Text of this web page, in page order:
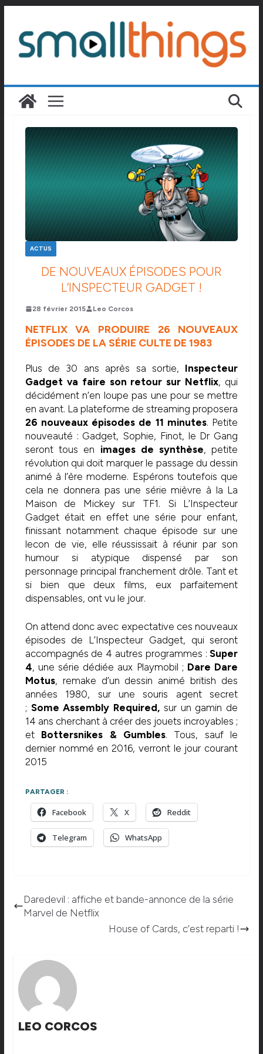
contenu
ACTUS
DE NOUVEAUX ÉPISODES POUR
L’INSPECTEUR GADGET !
28 février 2015 Leo Corcos
NETFLIX VA PRODUIRE 26 NOUVEAUX
ÉPISODES DE LA SÉRIE CULTE DE 1983
Plus de 30 ans après sa sortie, Inspecteur
Gadget va faire son retour sur Netflix, qui
décidément n’en loupe pas une pour se mettre
en avant. La plateforme de streaming proposera
26 nouveaux épisodes de 11 minutes. Petite
nouveauté : Gadget, Sophie, Finot, le Dr Gang
seront tous en images de synthèse, petite
révolution qui doit marquer le passage du dessin
animé à l’ère moderne. Espérons toutefois que
cela ne donnera pas une série mièvre à la La
Maison de Mickey sur TF1. Si L’Inspecteur
Gadget était en effet une série pour enfant,
finissant notamment chaque épisode sur une
lecon de vie, elle réussissait à réunir par son
humour si atypique dispensé par son
personnage principal franchement drôle. Tant et
si bien que deux films, eux parfaitement
dispensables, ont vu le jour.
On attend donc avec expectative ces nouveaux
épisodes de L’Inspecteur Gadget, qui seront
accompagnés de 4 autres programmes :Super
4, une série dédiée aux Playmobil ; Dare Dare
Motus, remake d’un dessin animé british des
années 1980, sur une souris agent secret
; Some Assembly Required, sur un gamin de
14 ans cherchant à créer des jouets incroyables ;
et Bottersnikes & Gumbles. Tous, sauf le
dernier nommé en 2016, verront le jour courant
2015
PARTAGER :
Facebook X Reddit
Telegram WhatsApp
Daredevil : affiche et bande-annonce de la série
Marvel de Netflix
House of Cards, c’est reparti !
LEO CORCOS